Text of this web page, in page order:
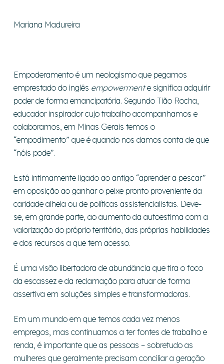
Mariana Madureira
Empoderamento é um neologismo que pegamos
emprestado do inglês empowermente significa adquirir
poder de forma emancipatória. Segundo Tião Rocha,
educador inspirador cujo trabalho acompanhamos e
colaboramos, em Minas Gerais temos o
“empodimento” que é quando nos damos conta de que
“nóis pode”.
Está intimamente ligado ao antigo “aprender a pescar”
em oposição ao ganhar o peixe pronto proveniente da
caridade alheia ou de políticas assistencialistas. Deve-
se, em grande parte, ao aumento da autoestima com a
valorização do próprio território, das próprias habilidades
e dos recursos a que tem acesso.
É uma visão libertadora de abundância que tira o foco
da escassez e da reclamação para atuar de forma
assertiva em soluções simples e transformadoras.
Em um mundo em que temos cada vez menos
empregos, mas continuamos a ter fontes de trabalho e
renda, é importante que as pessoas – sobretudo as
mulheres que geralmente precisam conciliar a geração